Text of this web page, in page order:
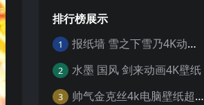
排行榜展示
1 报纸墙 雪之下雪乃4K动漫壁纸
2 水墨 国风 剑来动画4K壁纸
3 帅气金克丝4k电脑壁纸超清